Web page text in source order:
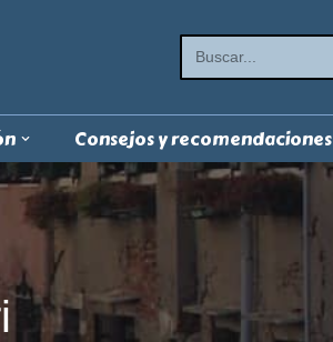
Consejos y recomendaciones